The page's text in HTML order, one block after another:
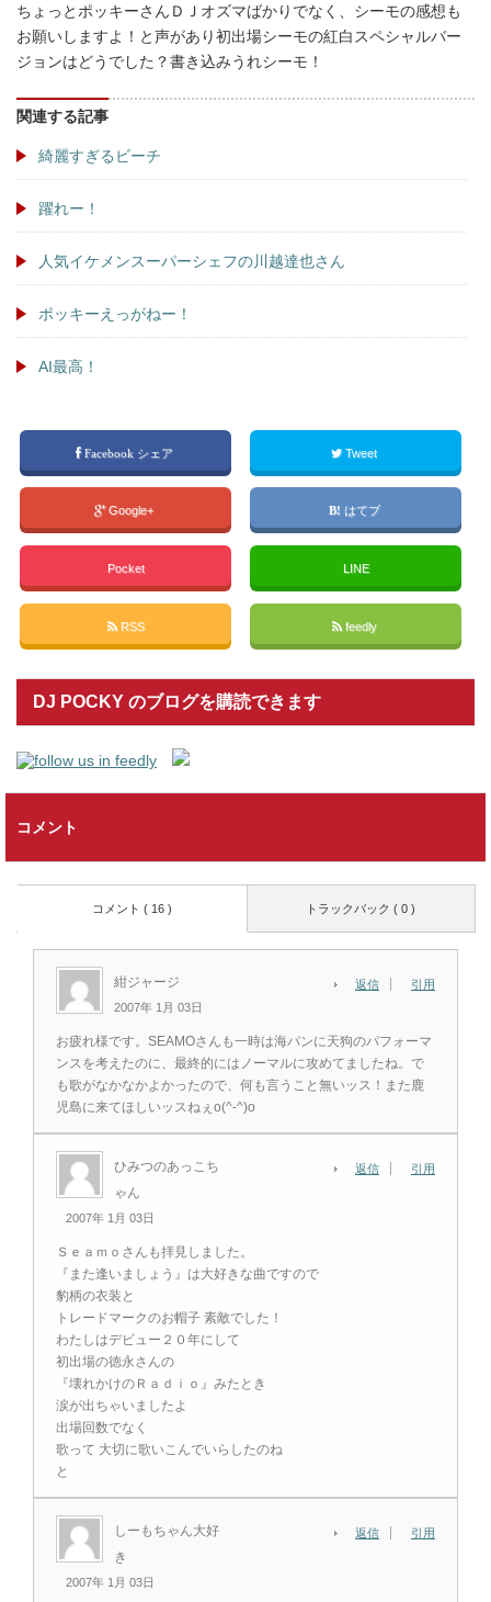
ちょっとポッキーさんＤＪオズマばかりでなく、シーモの感想も
お願いしますよ！と声があり初出場シーモの紅白スペシャルバー
ジョンはどうでした？書き込みうれシーモ！
関連する記事
綺麗すぎるビーチ
躍れー！
人気イケメンスーパーシェフの川越達也さん
ポッキーえっがねー！
AI最高！
Facebook シェア Tweet
Google+ はてブ
Pocket LINE
RSS feedly
DJ POCKY のブログを購読できます
コメント
トラックバック ( 0 )
コメント ( 16 )
紺ジャージ
2007年 1月 03日
返信 引用
お疲れ様です。SEAMOさんも一時は海パンに天狗のパフォーマ
ンスを考えたのに、最終的にはノーマルに攻めてましたね。で
も歌がなかなかよかったので、何も言うこと無いッス！また鹿
児島に来てほしいッスねぇo(^-^)o
ひみつのあっこち
ゃん
2007年 1月 03日
返信 引用
Ｓｅａｍｏさんも拝見しました。
『また逢いましょう』は大好きな曲ですので
豹柄の衣装と
トレードマークのお帽子 素敵でした！
わたしはデビュー２０年にして
初出場の徳永さんの
『壊れかけのＲａｄｉｏ』みたとき
涙が出ちゃいましたよ
出場回数でなく
歌って 大切に歌いこんでいらしたのね
と
しーもちゃん大好
き
2007年 1月 03日
返信 引用